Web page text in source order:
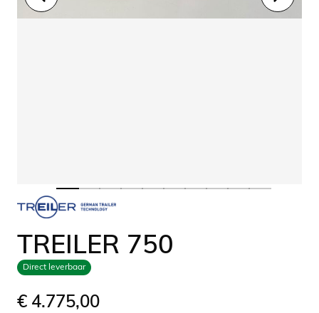
TREILER 750
Direct leverbaar
€ 4.775,00